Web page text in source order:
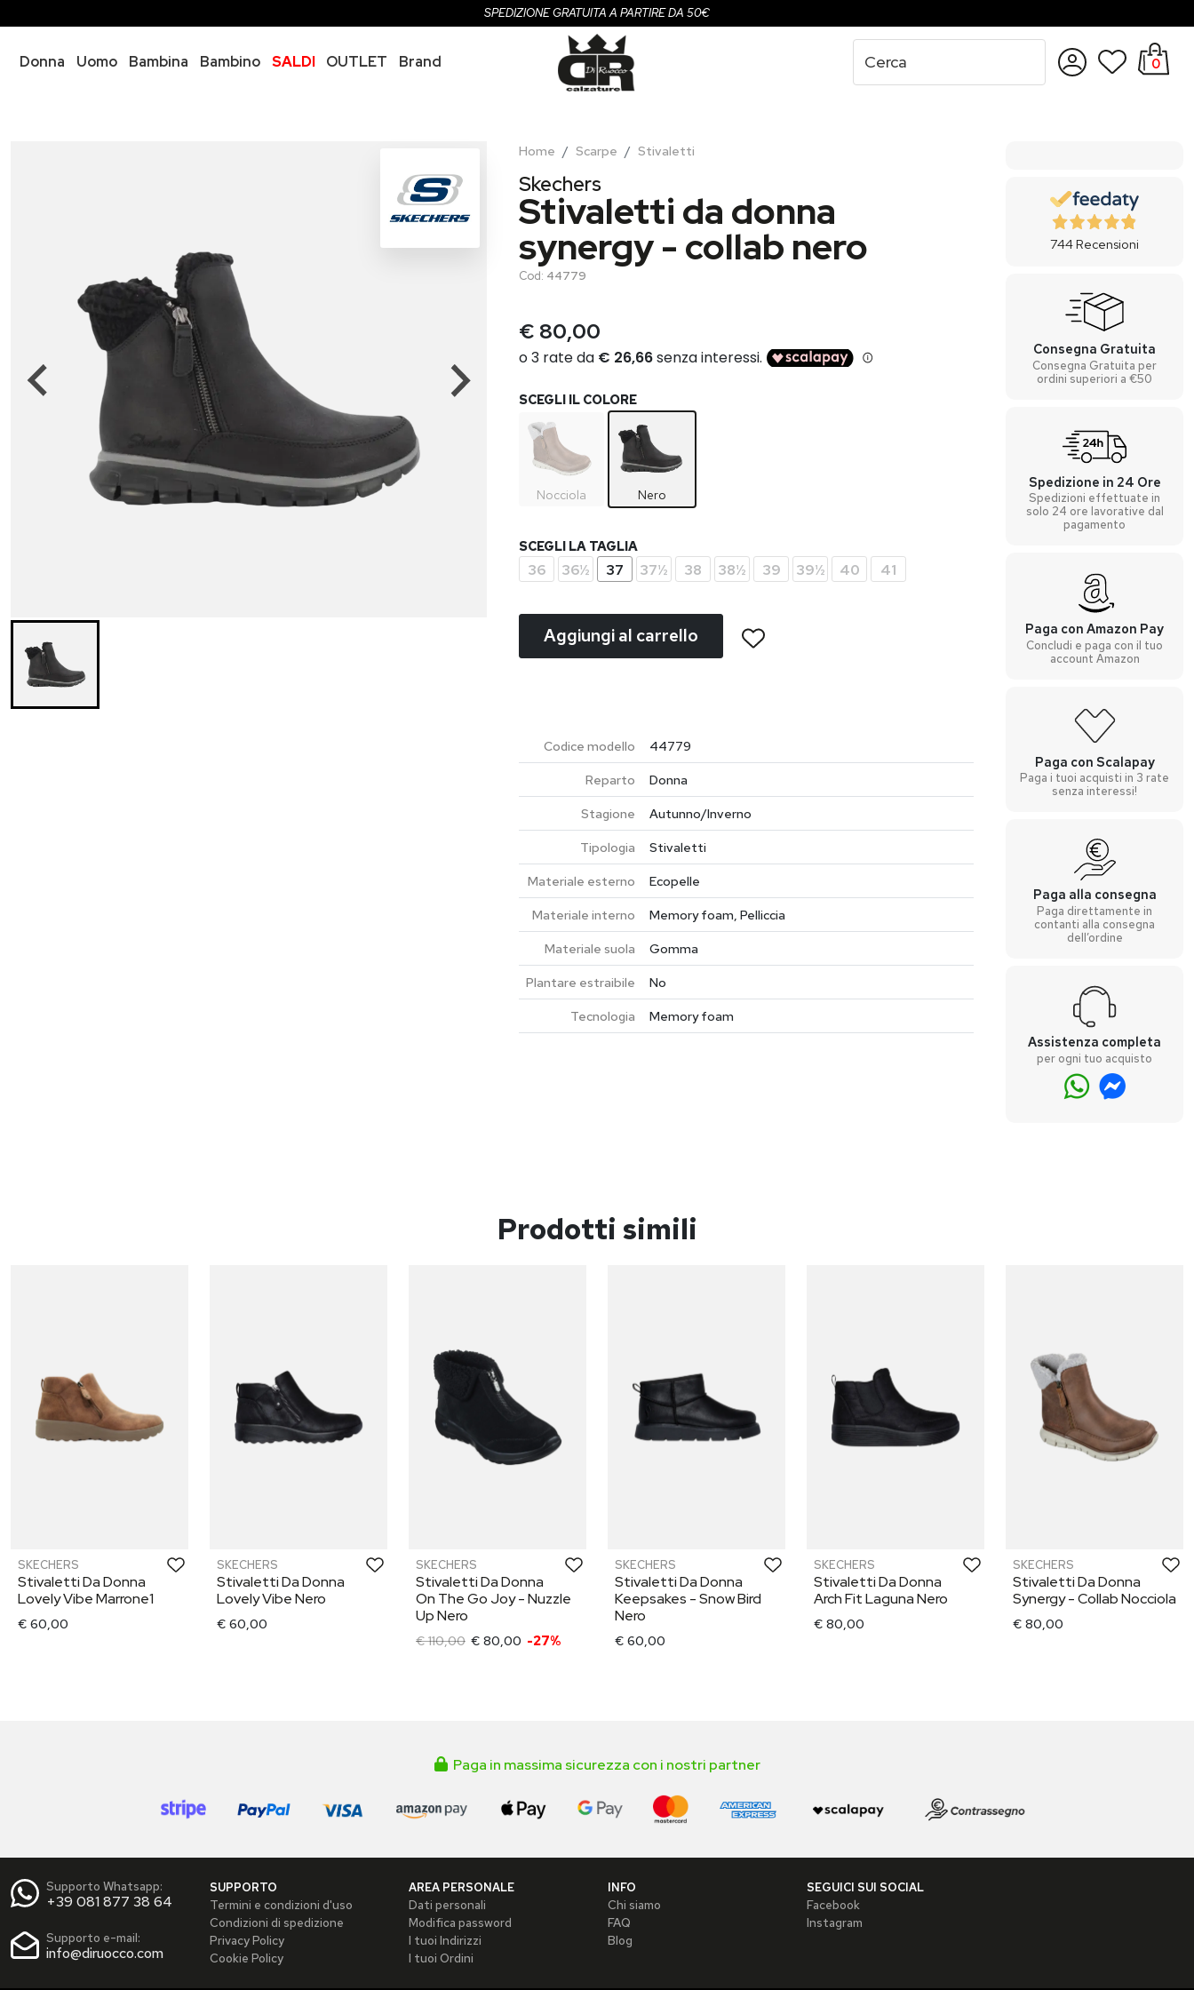
SPEDIZIONE GRATUITA A PARTIRE DA 50€
Donna Uomo Bambina Bambino SALDI OUTLET
Brand
0
Home Scarpe Stivaletti
Skechers
Stivaletti da donna
synergy - collab nero
Cod: 44779
€ 80,00
SCEGLI IL COLORE
Nocciola Nero
SCEGLI LA TAGLIA
36 36½ 37 37½ 38 38½ 39 39½ 40 41
Aggiungi al carrello
Codice modello
44779
Reparto
Donna
Stagione
Autunno/Inverno
Tipologia
Stivaletti
Materiale esterno
Ecopelle
Materiale interno
Memory foam, Pelliccia
Materiale suola
Gomma
Plantare estraibile
No
Tecnologia
Memory foam
744Recensioni
Consegna Gratuita
Consegna Gratuita per
ordini superiori a €50
Spedizione in 24 Ore
Spedizioni effettuate in
solo 24 ore lavorative dal
pagamento
Paga con Amazon Pay
Concludi e paga con il tuo
account Amazon
Paga con Scalapay
Paga i tuoi acquisti in 3 rate
senza interessi!
Paga alla consegna
Paga direttamente in
contanti alla consegna
dell’ordine
Assistenza completa
per ogni tuo acquisto
Prodotti simili
SKECHERS
Stivaletti Da Donna
Lovely Vibe Marrone1
€ 60,00
SKECHERS
Stivaletti Da Donna
Lovely Vibe Nero
€ 60,00
SKECHERS
Stivaletti Da Donna
On The Go Joy - Nuzzle
Up Nero
€ 110,00 € 80,00 -27%
SKECHERS
Stivaletti Da Donna
Keepsakes - Snow Bird
Nero
€ 60,00
SKECHERS
Stivaletti Da Donna
Arch Fit Laguna Nero
€ 80,00
SKECHERS
Stivaletti Da Donna
Synergy - Collab Nocciola
€ 80,00
Paga in massima sicurezza con i nostri partner
Supporto Whatsapp:
+39 081 877 38 64
Supporto e-mail:
info@diruocco.com
SUPPORTO
Termini e condizioni d'uso
Condizioni di spedizione
Privacy Policy
Cookie Policy
AREA PERSONALE
Dati personali
Modifica password
I tuoi Indirizzi
I tuoi Ordini
INFO
Chi siamo
FAQ
Blog
SEGUICI SUI SOCIAL
Facebook
Instagram